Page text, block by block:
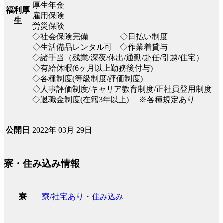
福利厚
生
厚生年金
雇用保険
労災保険
◇社会保険完備 ◇日払い制度
◇生活備品レンタル可 ◇作業着貸与
◇諸手当（残業/深夜/休出/通勤/赴任/引越/住宅）
◇有給休暇(6ヶ月以上勤務後付与)
◇各種制度(等級制度/評価制度)
◇人事評価制度/キャリア教育制度/正社員登用制度
◇退職金制度(在籍3年以上) ※各種規定あり
公開日 2022年 03月 29日
寮・住み込み情報
寮 寮/社宅あり・住み込み